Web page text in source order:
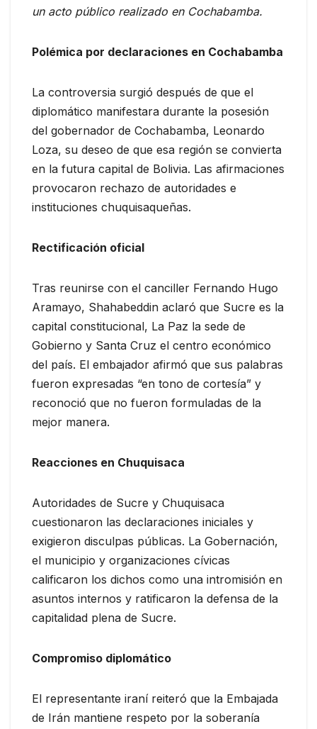
un acto público realizado en Cochabamba.
Polémica por declaraciones en Cochabamba
La controversia surgió después de que el
diplomático manifestara durante la posesión
del gobernador de Cochabamba, Leonardo
Loza, su deseo de que esa región se convierta
en la futura capital de Bolivia. Las afirmaciones
provocaron rechazo de autoridades e
instituciones chuquisaqueñas.
Rectificación oficial
Tras reunirse con el canciller Fernando Hugo
Aramayo, Shahabeddin aclaró que Sucre es la
capital constitucional, La Paz la sede de
Gobierno y Santa Cruz el centro económico
del país. El embajador afirmó que sus palabras
fueron expresadas “en tono de cortesía” y
reconoció que no fueron formuladas de la
mejor manera.
Reacciones en Chuquisaca
Autoridades de Sucre y Chuquisaca
cuestionaron las declaraciones iniciales y
exigieron disculpas públicas. La Gobernación,
el municipio y organizaciones cívicas
calificaron los dichos como una intromisión en
asuntos internos y ratificaron la defensa de la
capitalidad plena de Sucre.
Compromiso diplomático
El representante iraní reiteró que la Embajada
de Irán mantiene respeto por la soberanía